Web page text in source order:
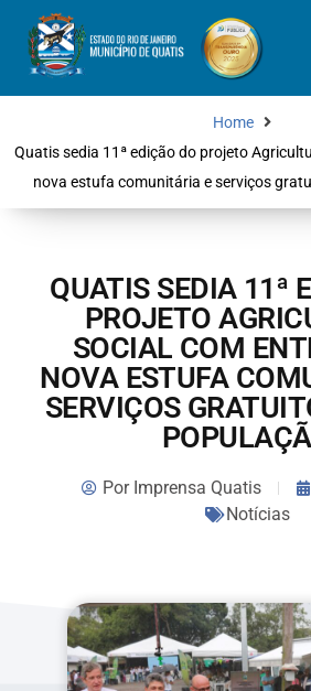
Home
Quatis sedia 11ª edição do projeto
nova estufa comunitária e serviços
QUATIS SEDIA 11ª
PROJETO
SOCIAL COM
NOVA ESTUFA
SERVIÇOS
PorImprensa Quatis
Notícias